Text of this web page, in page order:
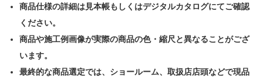
商品仕様の詳細は見本帳もしくはデジタルカタログにてご確認
ください。
商品や施工例画像が実際の商品の色・縮尺と異なることがござ
います。
最終的な商品選定では、ショールーム、取扱店店頭などで現品